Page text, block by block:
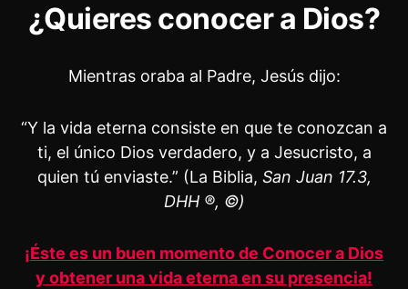
¿Quieres conocer a Dios?
Mientras oraba al Padre, Jesús dijo:
“Y la vida eterna consiste en que te conozcan a
ti, el único Dios verdadero, y a Jesucristo, a
quien tú enviaste.” (La Biblia, San Juan 17.3,
DHH ®, ©)
¡Éste es un buen momento de Conocer a Dios
y obtener una vida eterna en su presencia!